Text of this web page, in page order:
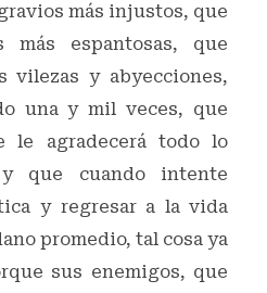
más injustos, que
espantosas, que
vilezas y abyecciones,
una y mil veces, que
le agradecerá todo lo
que cuando intente
y regresar a la vida
promedio, tal cosa ya
sus enemigos, que